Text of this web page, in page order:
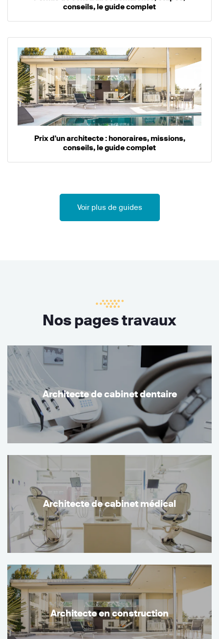
conseils, le guide complet
Prix d'un architecte : honoraires, missions,
conseils, le guide complet
Voir plus de guides
Nos pages travaux
Architecte de cabinet dentaire
Architecte de cabinet médical
Architecte en construction